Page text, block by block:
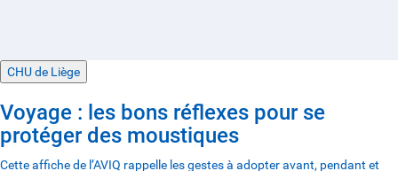
CHU de Liège
Voyage : les bons réflexes pour se
protéger des moustiques
Cette affiche de l’AVIQ rappelle les gestes à adopter avant, pendant et